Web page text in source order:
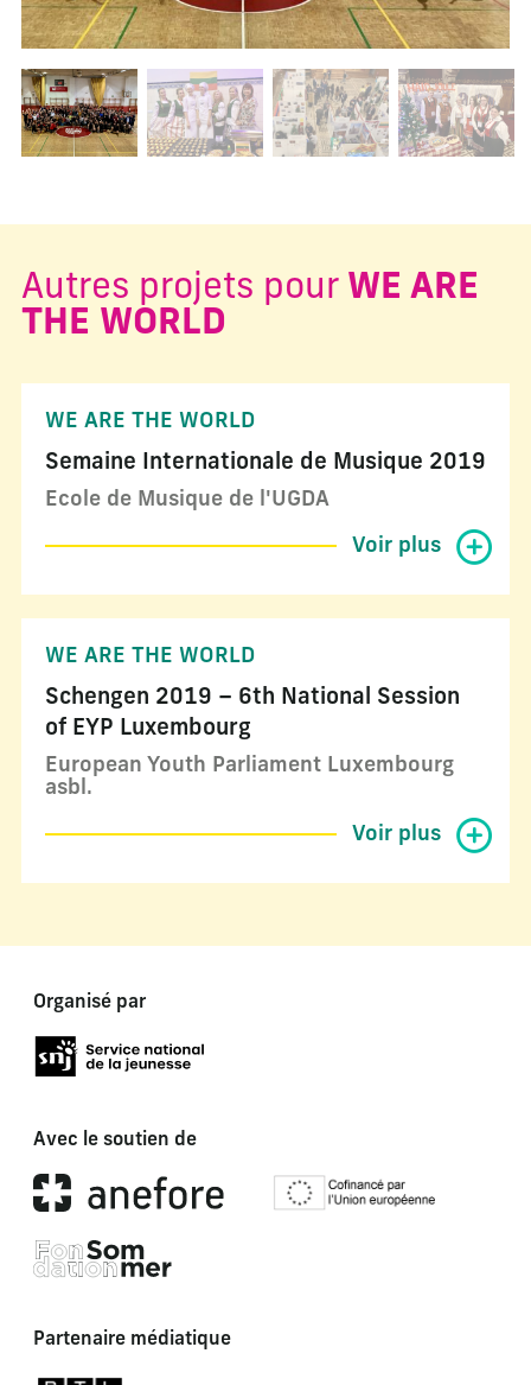
Changer la diapositive actuelle de ce carrousel
Autres projets pour WE ARE
THE WORLD
WE ARE THE WORLD
Semaine Internationale de Musique 2019
Ecole de Musique de l'UGDA
Voir plus
WE ARE THE WORLD
Schengen 2019 – 6th National Session
of EYP Luxembourg
European Youth Parliament Luxembourg
asbl.
Voir plus
Organisé par
Avec le soutien de
Partenaire médiatique